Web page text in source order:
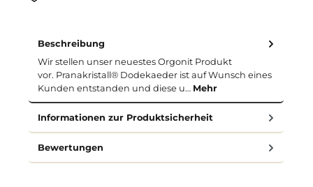
Beschreibung
Wir stellen unser neuestes Orgonit Produkt
vor. Pranakristall® Dodekaeder ist auf Wunsch eines
Kunden entstanden und diese u… Mehr
Informationen zur Produktsicherheit
Bewertungen